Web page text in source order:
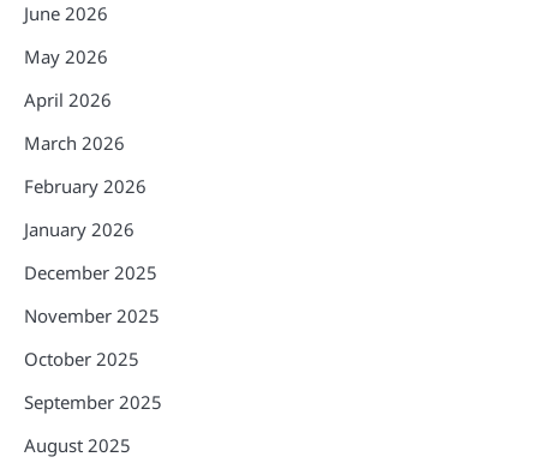
June 2026
May 2026
April 2026
March 2026
February 2026
January 2026
December 2025
November 2025
October 2025
September 2025
August 2025